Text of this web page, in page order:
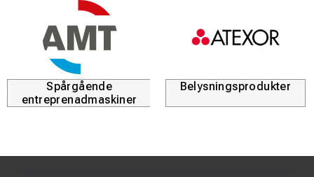
Spårgående
entreprenadmaskiner
Belysningsprodukter